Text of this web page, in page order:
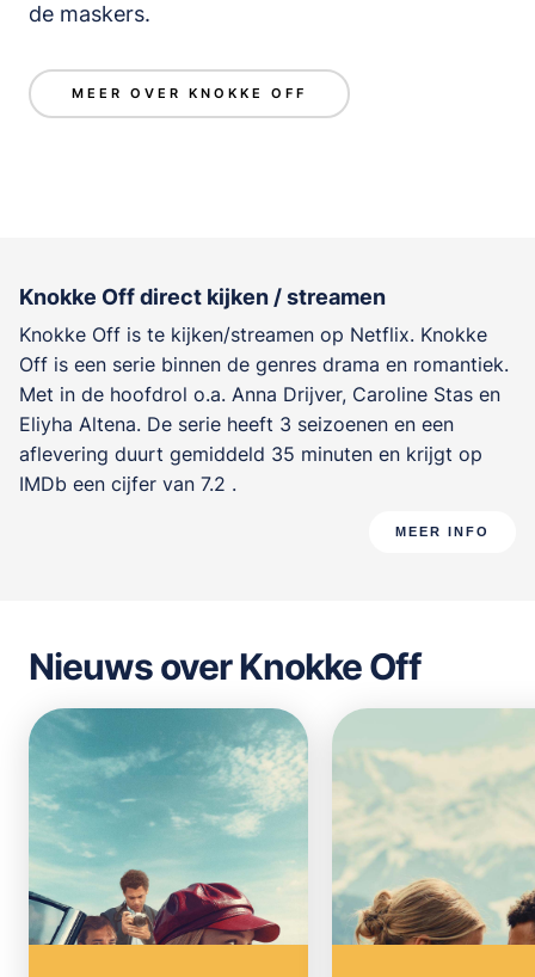
de maskers.
MEER OVER KNOKKE OFF
Knokke Off direct kijken / streamen
Knokke Off is te kijken/streamen op Netflix. Knokke
Off is een serie binnen de genres drama en romantiek.
Met in de hoofdrol o.a. Anna Drijver, Caroline Stas en
Eliyha Altena. De serie heeft 3 seizoenen en een
aflevering duurt gemiddeld 35 minuten en krijgt op
IMDb een cijfer van 7.2 .
MEER INFO
Nieuws over Knokke Off